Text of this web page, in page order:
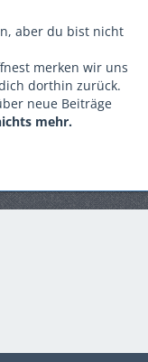
aber du bist nicht
merken wir uns
dorthin zurück.
neue Beiträge
mehr.